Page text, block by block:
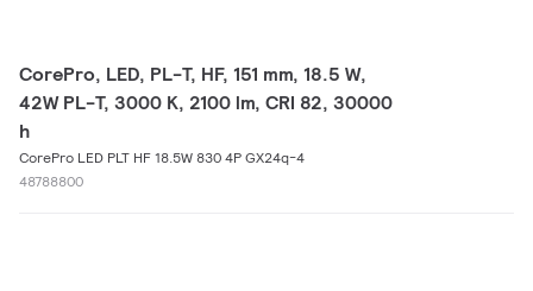
CorePro, LED, PL-T, HF, 151 mm, 18.5 W,
42W PL-T, 3000 K, 2100 lm, CRI 82, 30000
h
CorePro LED PLT HF 18.5W 830 4P GX24q-4
48788800